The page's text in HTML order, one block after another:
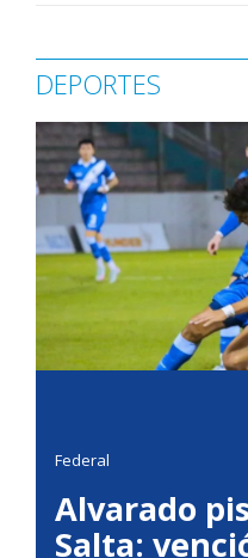
DEPORTES
Federal
Alvarado
Salta: